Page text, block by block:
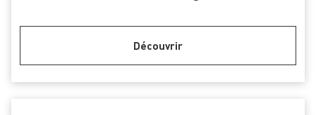
Découvrir